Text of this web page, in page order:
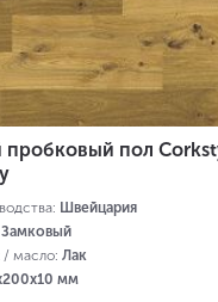
пол
Швейцария
Замковый
/ масло: Лак
мм